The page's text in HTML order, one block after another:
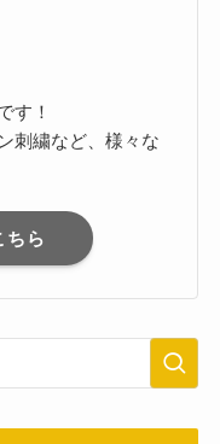
す！
刺繍など、様々な
ちら